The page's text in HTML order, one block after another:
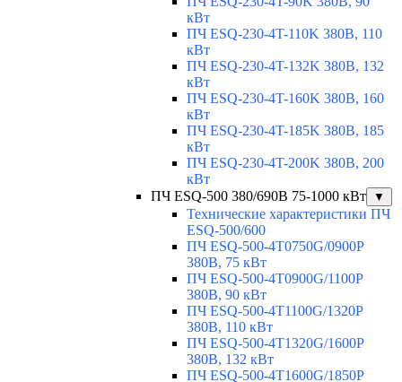
кВт
ПЧ ESQ-230-4T-110K 380В, 110
кВт
ПЧ ESQ-230-4T-132K 380В, 132
кВт
ПЧ ESQ-230-4T-160K 380В, 160
кВт
ПЧ ESQ-230-4T-185K 380В, 185
кВт
ПЧ ESQ-230-4T-200K 380В, 200
кВт
ПЧ ESQ-500 380/690В 75-1000 кВт
▼
Технические характеристики ПЧ
ESQ-500/600
ПЧ ESQ-500-4T0750G/0900P
380В, 75 кВт
ПЧ ESQ-500-4T0900G/1100P
380В, 90 кВт
ПЧ ESQ-500-4T1100G/1320P
380В, 110 кВт
ПЧ ESQ-500-4T1320G/1600P
380В, 132 кВт
ПЧ ESQ-500-4T1600G/1850P